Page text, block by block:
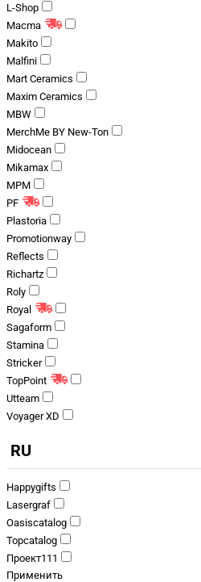
L-Shop
Macma
Makito
Malfini
Mart Ceramics
Maxim Ceramics
MBW
MerchMe BY New-Ton
Midocean
Mikamax
MPM
PF
Plastoria
Promotionway
Reflects
Richartz
Roly
Royal
Sagaform
Stamina
Stricker
TopPoint
Utteam
Voyager XD
RU
Happygifts
Lasergraf
Oasiscatalog
Topcatalog
Проект111
Применить